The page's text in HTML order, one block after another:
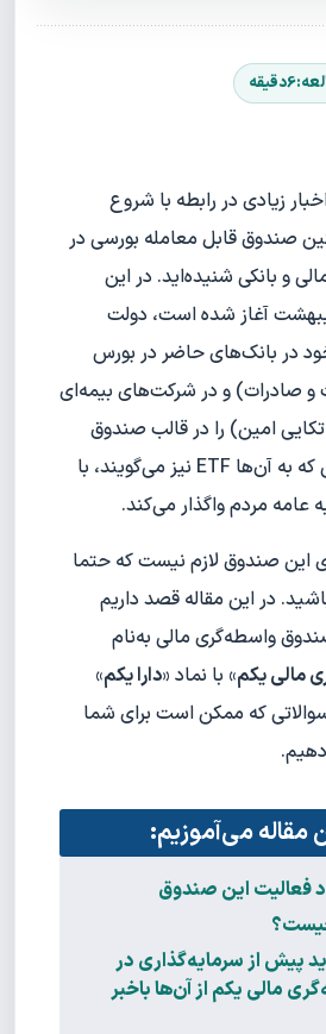
زیادی در رابطه با شروع
صندوق قابل معامله بورسی در
و بانکی شنیده‌اید. در این
که از 14 اردیبهشت آغاز شده است، دولت
در بانک‌های حاضر در بورس
و صادرات) و در شرکت‌های بیمه‌ای
امین) را در قالب صندوق
قابل‌معامله بورسی که به آن‌ها ETF نیز می‌گویند، با
این صندوق لازم نیست که حتما
در این مقاله قصد داریم
واسطه‌گری مالی به‌نام
مالی یکم» با نماد «دارا یکم»
که ممکن است برای شما
مقاله می‌آموزیم:
فعالیت این صندوق
پیش از سرمایه‌گذاری در
مالی یکم از آن‌ها با‌خبر